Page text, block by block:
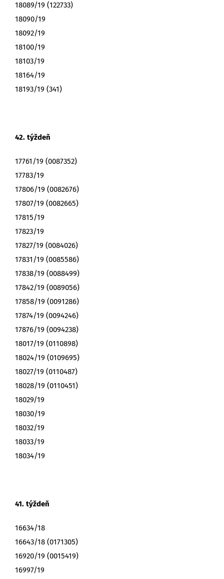
18089/19 (122733)
18090/19
18092/19
18100/19
18103/19
18164/19
18193/19 (341)
42. týždeň
17761/19 (0087352)
17783/19
17806/19 (0082676)
17807/19 (0082665)
17815/19
17823/19
17827/19 (0084026)
17831/19 (0085586)
17838/19 (0088499)
17842/19 (0089056)
17858/19 (0091286)
17874/19 (0094246)
17876/19 (0094238)
18017/19 (0110898)
18024/19 (0109695)
18027/19 (0110487)
18028/19 (0110451)
18029/19
18030/19
18032/19
18033/19
18034/19
41. týždeň
16634/18
16643/18 (0171305)
16920/19 (0015419)
16997/19